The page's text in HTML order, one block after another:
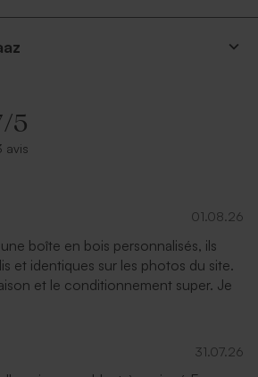
Enveloppe eucalyptus
/5
avis
01.08.26
boîte en bois personnalisés, ils
et identiques sur les photos du site.
et le conditionnement super. Je
31.07.26